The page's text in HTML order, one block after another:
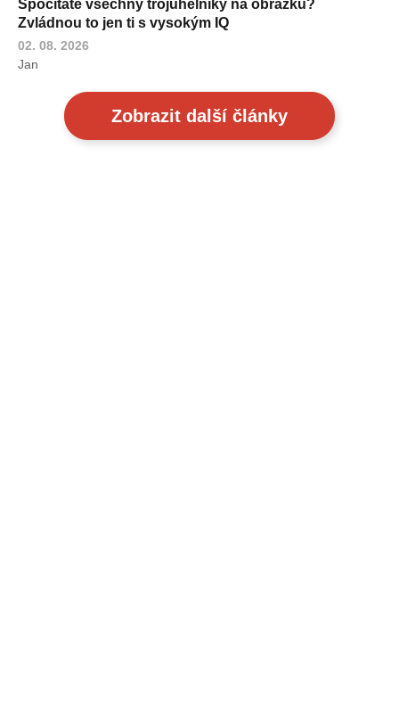
Spočítáte všechny trojúhelníky na obrázku?
Zvládnou to jen ti s vysokým IQ
02. 08. 2026
Jan
Zobrazit další články